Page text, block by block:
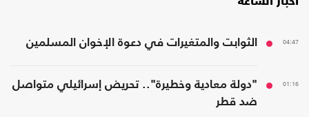
04:47 الثوابت والمتغيرات في دعوة الإخوان المسلمين
01:16
"دولة معادية وخطيرة".. تحريض إسرائيلي متواصل
ضد قطر